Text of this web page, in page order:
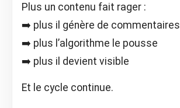
Plus un contenu fait rager :
➡️ plus il génère de commentaires
➡️ plus l’algorithme le pousse
➡️ plus il devient visible
Et le cycle continue.